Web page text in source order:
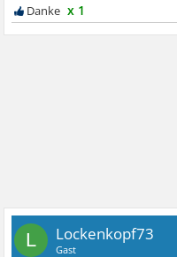
x 1
L Lockenkopf73
Gast